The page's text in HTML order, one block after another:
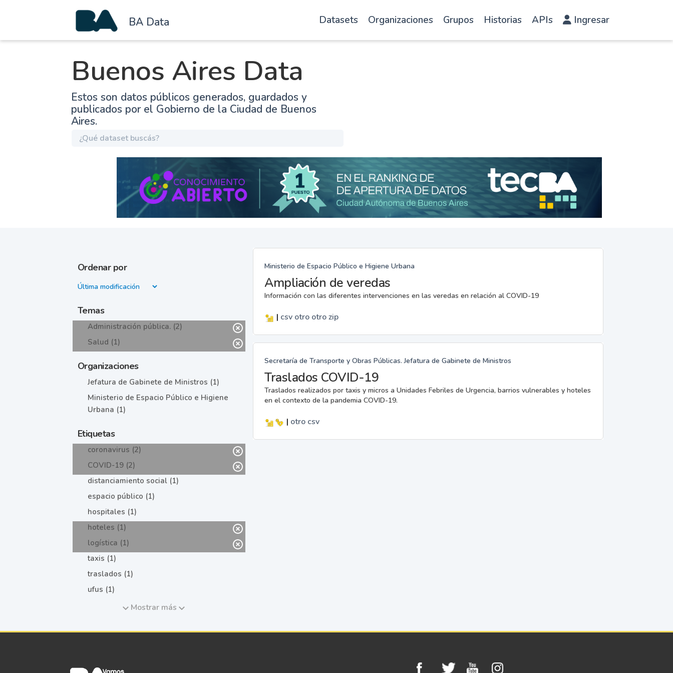
BA Data Datasets Organizaciones Grupos Historias APIs Ingresar
Buenos Aires Data
Estos son datos públicos generados, guardados y
publicados por el Gobierno de la Ciudad de Buenos
Aires.
Ordenar por
Temas
Administración pública. (2)
Salud (1)
Organizaciones
Jefatura de Gabinete de Ministros (1)
Ministerio de Espacio Público e Higiene
Urbana (1)
Etiquetas
coronavirus (2)
COVID-19 (2)
distanciamiento social (1)
espacio público (1)
hospitales (1)
hoteles (1)
logística (1)
taxis (1)
traslados (1)
ufus (1)
Mostrar más
Ministerio de Espacio Público e Higiene Urbana
Ampliación de veredas
Información con las diferentes intervenciones en las veredas en relación al COVID-19
| csv otro otrozip
Secretaría de Transporte y Obras Públicas. Jefatura de Gabinete de Ministros
Traslados COVID-19
Traslados realizados por taxis y micros a Unidades Febriles de Urgencia, barrios vulnerables y hoteles
en el contexto de la pandemia COVID-19.
| otro csv